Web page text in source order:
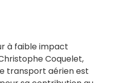
à faible impact
Coquelet,
transport aérien est